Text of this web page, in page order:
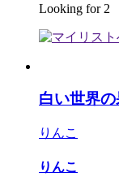
Looking for 2
白い世界
りんこ
りんこ